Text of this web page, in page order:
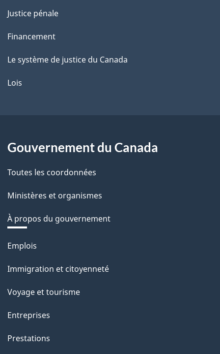
Justice pénale
Financement
Le système de justice du Canada
Lois
Gouvernement du Canada
Toutes les coordonnées
Ministères et organismes
À propos du gouvernement
Thèmes
sujets
Emplois
Immigration et citoyenneté
Voyage et tourisme
Entreprises
Prestations